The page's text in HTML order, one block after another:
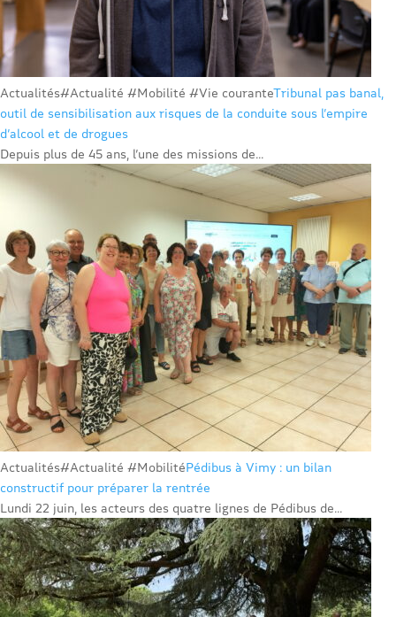
Actualités#Actualité #Mobilité #Vie couranteTribunal pas banal,
outil de sensibilisation aux risques de la conduite sous l’empire
d’alcool et de drogues
Depuis plus de 45 ans, l’une des missions de...
Actualités#Actualité #MobilitéPédibus à Vimy : un bilan
constructif pour préparer la rentrée
Lundi 22 juin, les acteurs des quatre lignes de Pédibus de...